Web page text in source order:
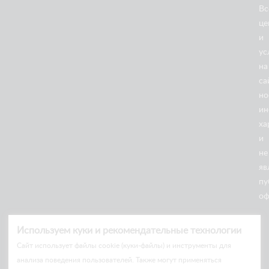
и
на
и
не
Используем куки и рекомендательные технологии
Cайт использует файлы cookie (куки-файлы) и инструменты для
анализа поведения пользователей. Также могут применяться